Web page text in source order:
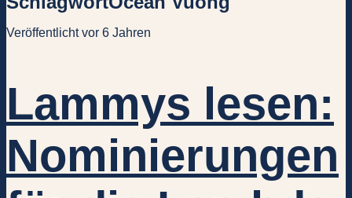
Veröffentlicht vor 6 Jahren
Lammys lesen:
Nominierungen